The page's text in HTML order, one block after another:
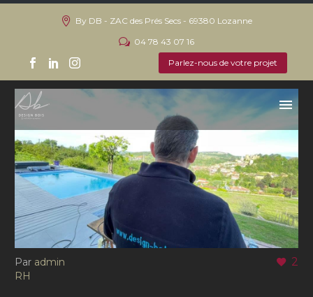
By DB - ZAC des Prés Secs - 69380 Lozanne
04 78 43 07 16
Parlez-nous de votre projet
Actualités
My greatest ambition is to save great moments
2
Par admin
RH